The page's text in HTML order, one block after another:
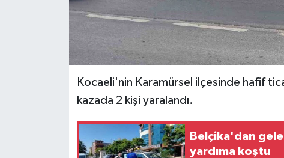
Kocaeli'nin Karamürsel ilçesinde hafif
kazada 2 kişi yaralandı.
Belçika'dan
yardıma koştu